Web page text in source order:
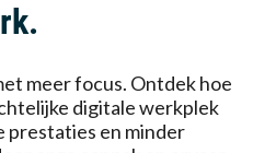
meer focus. Ontdek hoe
digitale werkplek
prestaties en minder